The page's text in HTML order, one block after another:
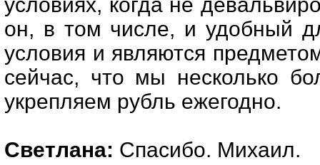
он, в том числе, и удобный
условия и являются
сейчас, что мы несколько
укрепляем рубль ежегодно.
Светлана: Спасибо. Михаил.